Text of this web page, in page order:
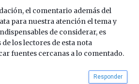
el comentario además del
para nuestra atención el tema y
de considerar, es
los lectores de esta nota
fuentes cercanas a lo comentado.
Responder